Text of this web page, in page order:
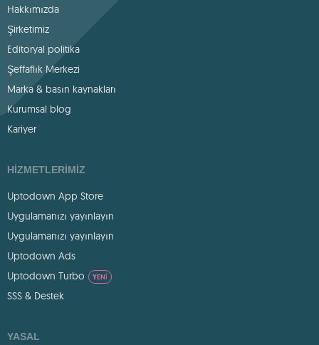
Hakkımızda
Şirketimiz
Editoryal politika
Şeffaflık Merkezi
Marka & basın kaynakları
Kurumsal blog
Kariyer
HIZMETLERIMIZ
Uptodown App Store
Uygulamanızı yayınlayın
Uygulamanızı yayınlayın
Uptodown Ads
Uptodown Turbo
YENI
SSS & Destek
YASAL